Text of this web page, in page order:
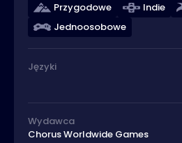
Przygodowe
Indie
Jednoosobowe
Języki
Wydawca
Chorus Worldwide Games